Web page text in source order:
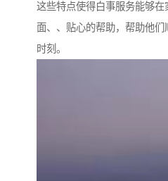
这些特点使得白事服务能够
面、、贴心的帮助，帮助他
时刻。